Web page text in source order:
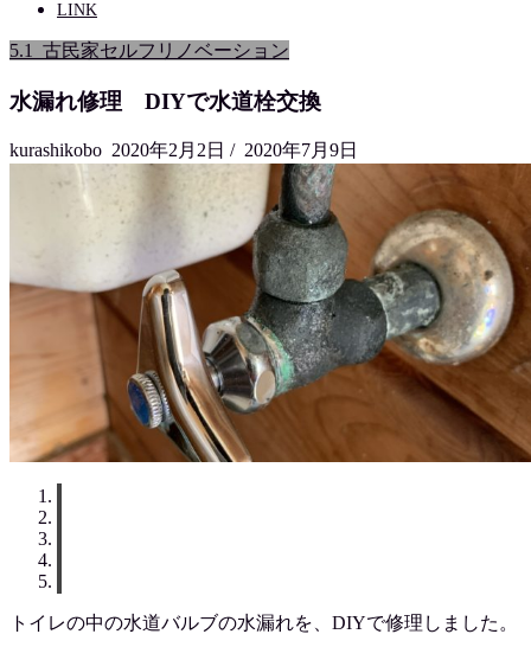
LINK
5.1_古民家セルフリノベーション
水漏れ修理 DIYで水道栓交換
kurashikobo 2020年2月2日 / 2020年7月9日
トイレの中の水道バルブの水漏れを、DIYで修理しました。